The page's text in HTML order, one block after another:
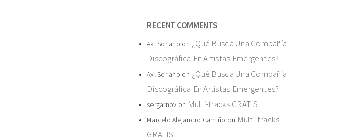
RECENT COMMENTS
Axl Soriano on ¿Qué Busca Una Compañía
Discográfica En Artistas Emergentes?
Axl Soriano on ¿Qué Busca Una Compañía
Discográfica En Artistas Emergentes?
sergarnov on Multi-tracks GRATIS
Marcelo Alejandro Camiño on Multi-tracks
GRATIS